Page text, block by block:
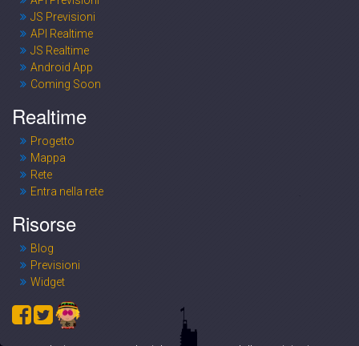
JS Previsioni
API Realtime
JS Realtime
Android App
Coming Soon
Realtime
Progetto
Mappa
Rete
Entra nella rete
Risorse
Blog
Previsioni
Widget